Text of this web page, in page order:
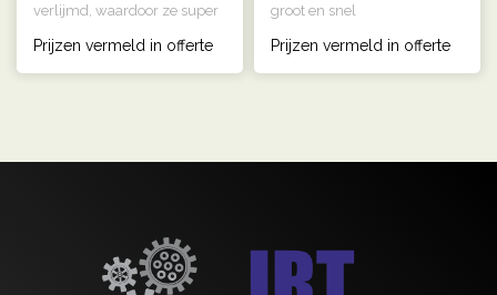
verlijmd, waardoor ze super
Prijzen vermeld in offerte
groot en snel
Natural lijn bes..
Prijzen vermeld in offerte